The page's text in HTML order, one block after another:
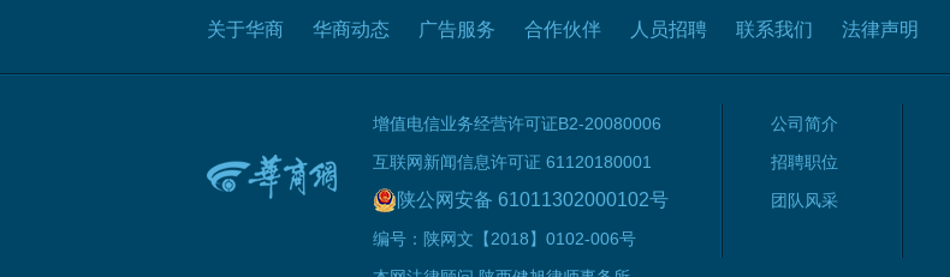
关于华商 华商动态 广告服务 合作伙伴 人员招聘 联系我们 法律声明
增值电信业务经营许可证B2-20080006
互联网新闻信息许可证 61120180001
陕公网安备 61011302000102号
编号：陕网文【2018】0102-006号
公司简介
招聘职位
团队风采